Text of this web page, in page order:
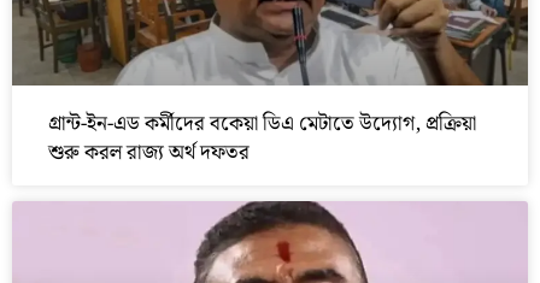
গ্রান্ট-ইন-এড কর্মীদের বকেয়া ডিএ মেটাতে উদ্যোগ, প্রক্রিয়া
শুরু করল রাজ্য অর্থ দফতর